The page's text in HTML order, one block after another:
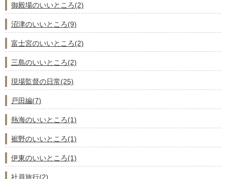
御殿場のいいところ(2)
沼津のいいところ(9)
富士宮のいいところ(2)
三島のいいところ(2)
現場監督の日常(25)
戸田編(7)
熱海のいいところ(1)
裾野のいいところ(1)
伊東のいいところ(1)
社員旅行(2)